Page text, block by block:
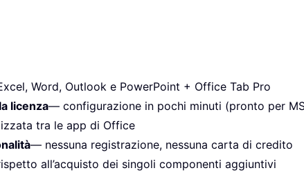
Word, Outlook e PowerPoint + Office Tab Pro
licenza— configurazione in pochi minuti (pronto per
tra le app di Office
— nessuna registrazione, nessuna carta di credito
all’acquisto dei singoli componenti aggiuntivi